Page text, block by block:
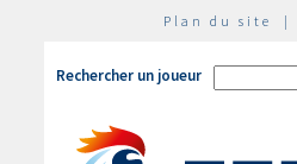
Plan du site |
Rechercher un joueur